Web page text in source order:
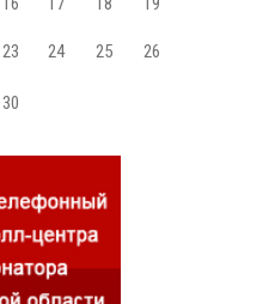
23 24 25 26
30